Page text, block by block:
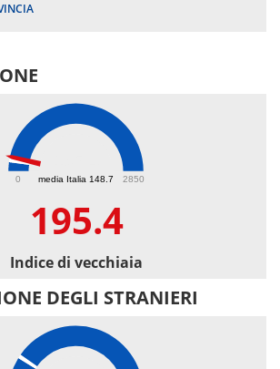
media Italia 148.7
0 2850
195.4
Indice di vecchiaia
DEGLI STRANIERI